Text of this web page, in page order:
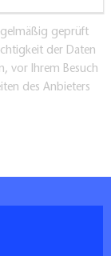
geprüft
der Daten
vor Ihrem Besuch
des Anbieters